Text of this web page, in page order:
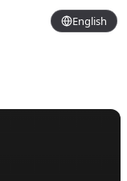
English